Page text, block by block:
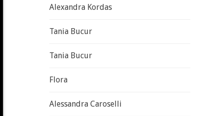
Alexandra Kordas
Tania Bucur
Tania Bucur
Flora
Alessandra Caroselli